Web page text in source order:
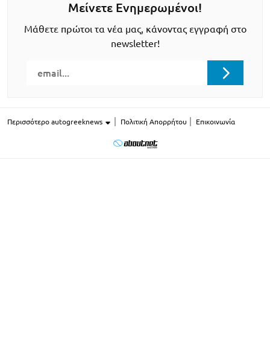
Μείνετε Ενημερωμένοι!
Μάθετε πρώτοι τα νέα μας, κάνοντας εγγραφή στο
newsletter!
Περισσότερο autogreeknews Πολιτική Απορρήτου Επικοινωνία